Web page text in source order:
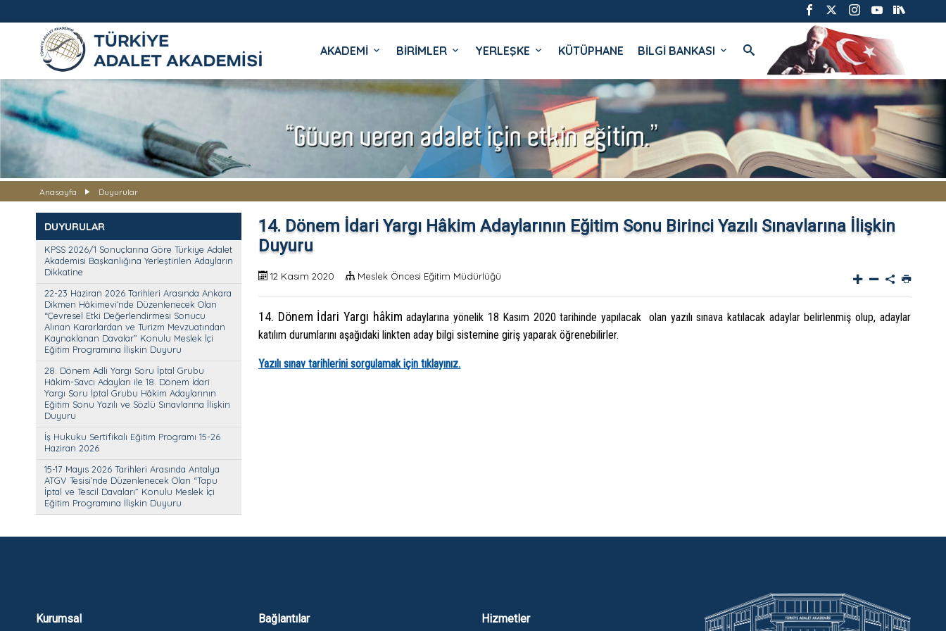
TÜRKİYE ADALET AKADEMİSİ
AKADEMİ BİRİMLER YERLEŞKE KÜTÜPHANE BİLGİ BANKASI
Anasayfa Duyurular
DUYURULAR
KPSS 2026/1 Sonuçlarına Göre Türkiye Adalet
Akademisi Başkanlığına Yerleştirilen Adayların
Dikkatine
22-23 Haziran 2026 Tarihleri Arasında Ankara
Dikmen Hâkimevi’nde Düzenlenecek Olan
“Çevresel Etki Değerlendirmesi Sonucu
Alınan Kararlardan ve Turizm Mevzuatından
Kaynaklanan Davalar” Konulu Meslek İçi
Eğitim Programına İlişkin Duyuru
28. Dönem Adli Yargı Soru İptal Grubu
Hâkim-Savcı Adayları ile 18. Dönem İdari
Yargı Soru İptal Grubu Hâkim Adaylarının
Eğitim Sonu Yazılı ve Sözlü Sınavlarına İlişkin
Duyuru
İş Hukuku Sertifikalı Eğitim Programı 15-26
Haziran 2026
15-17 Mayıs 2026 Tarihleri Arasında Antalya
ATGV Tesisi’nde Düzenlenecek Olan “Tapu
İptal ve Tescil Davaları” Konulu Meslek İçi
Eğitim Programına İlişkin Duyuru
14. Dönem İdari Yargı Hâkim Adaylarının Eğitim Sonu Birinci Yazılı Sınavlarına İlişkin
Duyuru
12 Kasım 2020 Meslek Öncesi Eğitim Müdürlüğü
14. Dönem İdari Yargı hâkim adaylarına yönelik 18 Kasım 2020 tarihinde yapılacak olan yazılı sınava katılacak adaylar belirlenmiş olup, adaylar
katılım durumlarını aşağıdaki linkten aday bilgi sistemine giriş yaparak öğrenebilirler.
Yazılı sınav tarihlerini sorgulamak için tıklayınız.
Kurumsal Bağlantılar Hizmetler